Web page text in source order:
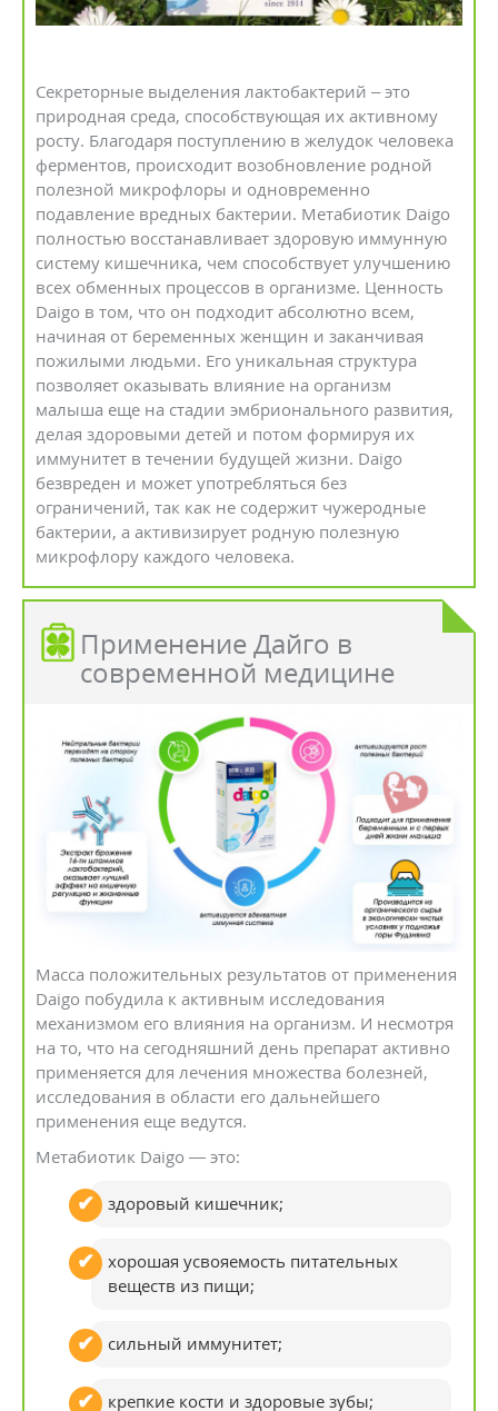
Секреторные выделения лактобактерий – это
природная среда, способствующая их активному
росту. Благодаря поступлению в желудок человека
ферментов, происходит возобновление родной
полезной микрофлоры и одновременно
подавление вредных бактерии. Метабиотик Daigo
полностью восстанавливает здоровую иммунную
систему кишечника, чем способствует улучшению
всех обменных процессов в организме. Ценность
Daigo в том, что он подходит абсолютно всем,
начиная от беременных женщин и заканчивая
пожилыми людьми. Его уникальная структура
позволяет оказывать влияние на организм
малыша еще на стадии эмбрионального развития,
делая здоровыми детей и потом формируя их
иммунитет в течении будущей жизни. Daigo
безвреден и может употребляться без
ограничений, так как не содержит чужеродные
бактерии, а активизирует родную полезную
микрофлору каждого человека.
Применение Дайго в
современной медицине
Масса положительных результатов от применения
Daigo побудила к активным исследования
механизмом его влияния на организм. И несмотря
на то, что на сегодняшний день препарат активно
применяется для лечения множества болезней,
исследования в области его дальнейшего
применения еще ведутся.
Метабиотик Daigo — это:
здоровый кишечник;
хорошая усвояемость питательных
веществ из пищи;
сильный иммунитет;
крепкие кости и здоровые зубы;